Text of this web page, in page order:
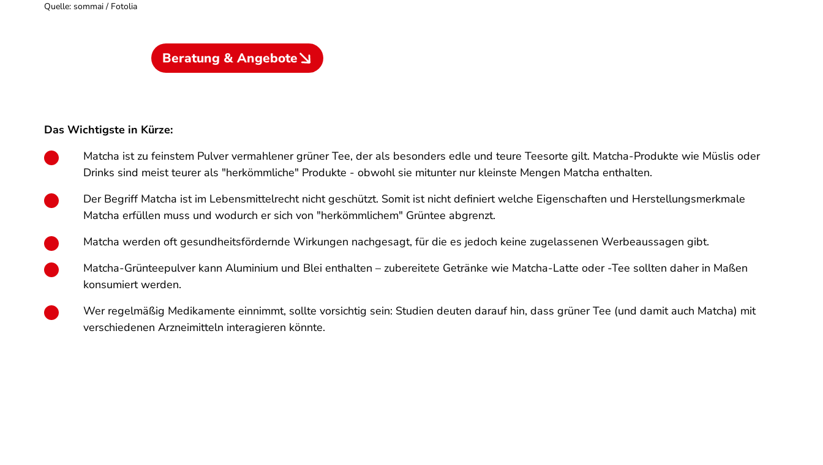
Quelle: sommai / Fotolia
Beratung & Angebote
Das Wichtigste in Kürze:
Matcha ist zu feinstem Pulver vermahlener grüner Tee, der als besonders edle und teure Teesorte gilt. Matcha-Produkte wie Müslis oder
Drinks sind meist teurer als "herkömmliche" Produkte - obwohl sie mitunter nur kleinste Mengen Matcha enthalten.
Der Begriff Matcha ist im Lebensmittelrecht nicht geschützt. Somit ist nicht definiert welche Eigenschaften und Herstellungsmerkmale
Matcha erfüllen muss und wodurch er sich von "herkömmlichem" Grüntee abgrenzt.
Matcha werden oft gesundheitsfördernde Wirkungen nachgesagt, für die es jedoch keine zugelassenen Werbeaussagen gibt.
Matcha-Grünteepulver kann Aluminium und Blei enthalten – zubereitete Getränke wie Matcha-Latte oder -Tee sollten daher in Maßen
konsumiert werden.
Wer regelmäßig Medikamente einnimmt, sollte vorsichtig sein: Studien deuten darauf hin, dass grüner Tee (und damit auch Matcha) mit
verschiedenen Arzneimitteln interagieren könnte.